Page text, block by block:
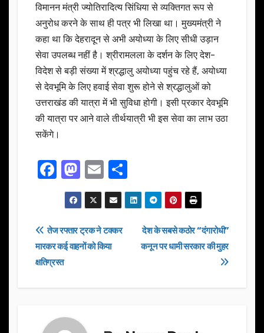
विमानन मंत्री ज्योतिरादित्य सिंधिया से व्यक्तिगत रूप से
अनुरोध करने के साथ ही पत्र भी लिखा था। मुख्यमंत्री ने
कहा था कि देहरादून से अभी अयोध्या के लिए सीधी उड़ान
सेवा उपलब्ध नहीं है। श्रीरामलला के दर्शन के लिए देश-
विदेश से बड़ी संख्या में श्रद्धालु अयोध्या पहुंच रहे हैं, अयोध्या
से देवभूमि के लिए हवाई सेवा शुरू होने से श्रद्धालुओं को
उत्तराखंड की यात्रा में भी सुविधा होगी। इसी प्रकार देवभूमि
की यात्रा पर आने वाले तीर्थयात्री भी इस सेवा का लाभ उठा
सकेंगे।
F
a
c
e
b
o
o
M
a
st
o
d
n
E
m
ail
h
ar
Post
navigation
देश के सबसे कठोर “दंगारोधी”
कनून पर धामी सरकार की मुहर
तेज रफ्तार ट्रक ने टक्कर
मारकर कई वाहनों को किया
क्षतिग्रस्त